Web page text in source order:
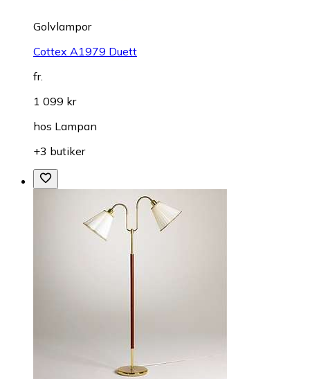
Golvlampor
Cottex A1979 Duett
fr.
1 099 kr
hos Lampan
+3 butiker